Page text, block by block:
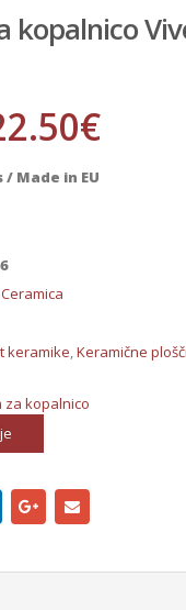
kopalnico
€
/ Made in EU
keramike,Keramične
za kopalnico